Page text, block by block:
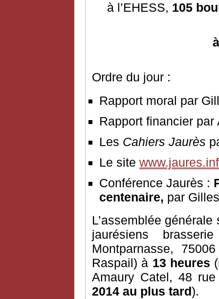
à l’EHESS, 105
Ordre du jour :
Rapport moral par
Rapport financier par
Les Cahiers Jaurès
Le site
Conférence Jaurès :
centenaire, par
L’assemblée
jaurésiens
Montparnasse,
Raspail) à 13 heures
Amaury Catel, 48
2014 au plus tard).